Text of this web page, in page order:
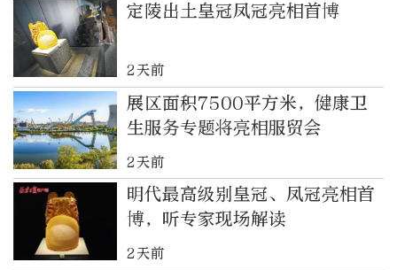
定陵出土皇冠凤冠亮相首博
2天前
展区面积7500平方米，健康卫
生服务专题将亮相服贸会
2天前
明代最高级别皇冠、凤冠亮相首
博，听专家现场解读
2天前